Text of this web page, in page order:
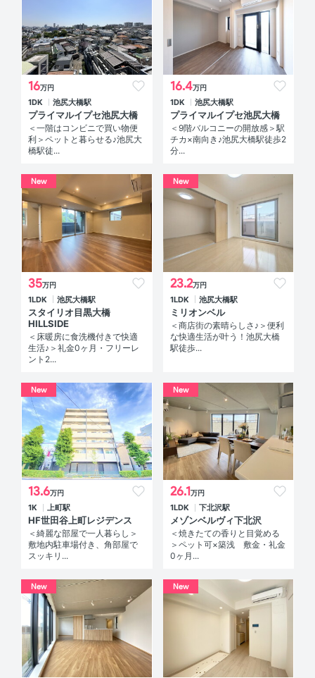
16万円
1DK 池尻大橋駅
プライマルイプセ池尻大橋
＜一階はコンビニで買い物便
利＞ペットと暮らせる♪池尻大
橋駅徒...
16.4万円
1DK 池尻大橋駅
プライマルイプセ池尻大橋
＜9階バルコニーの開放感＞駅
チカ×南向き♪池尻大橋駅徒歩2
分...
New
35万円
1LDK 池尻大橋駅
スタイリオ目黒大橋
HILLSIDE
＜床暖房に食洗機付きで快適
生活♪＞礼金0ヶ月・フリーレ
ント2...
New
23.2万円
1LDK 池尻大橋駅
ミリオンベル
＜商店街の素晴らしさ♪＞便利
な快適生活が叶う！池尻大橋
駅徒歩...
New
13.6万円
1K 上町駅
HF世田谷上町レジデンス
＜綺麗な部屋で一人暮らし＞
敷地内駐車場付き、角部屋で
スッキリ...
New
26.1万円
1LDK 下北沢駅
メゾンベルヴィ下北沢
＜焼きたての香りと目覚める
＞ペット可×築浅 敷金・礼金
0ヶ月...
New New